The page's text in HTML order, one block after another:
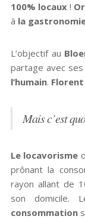
100% locaux!
à la
L’objectif au
partage avec
l’humain.
Mais c’est
Le locavorisme
prônant la
rayon allant de
son domicile.
consommation